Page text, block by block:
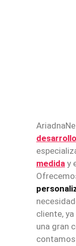
medida y
cliente,
una gran